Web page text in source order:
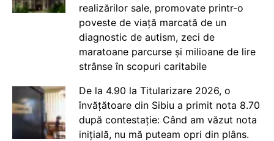
realizărilor sale, promovate printr-o
poveste de viață marcată de un
diagnostic de autism, zeci de
maratoane parcurse și milioane de lire
strânse în scopuri caritabile
De la 4.90 la Titularizare 2026, o
învățătoare din Sibiu a primit nota 8.70
după contestație: Când am văzut nota
inițială, nu mă puteam opri din plâns.